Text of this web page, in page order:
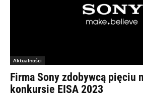
Aktualności
Firma Sony zdobywcą pięciu
konkursie EISA 2023